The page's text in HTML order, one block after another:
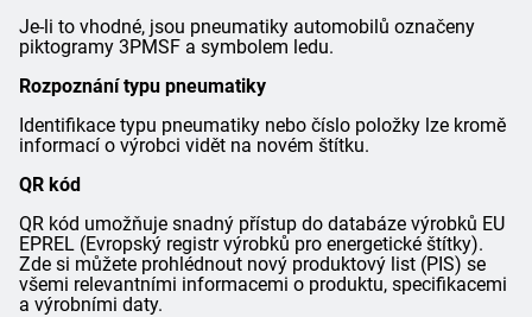
Je-li to vhodné, jsou pneumatiky automobilů označeny
piktogramy 3PMSF a symbolem ledu.
Rozpoznání typu pneumatiky
Identifikace typu pneumatiky nebo číslo položky lze kromě
informací o výrobci vidět na novém štítku.
QR kód
QR kód umožňuje snadný přístup do databáze výrobků EU
EPREL (Evropský registr výrobků pro energetické štítky).
Zde si můžete prohlédnout nový produktový list (PIS) se
všemi relevantními informacemi o produktu, specifikacemi
a výrobními daty.